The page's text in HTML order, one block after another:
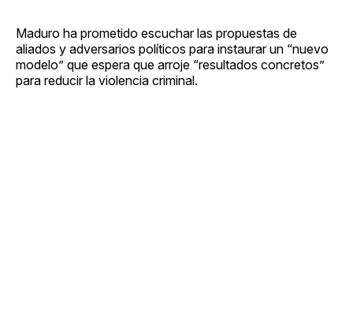
Maduro ha prometido escuchar las propuestas de
aliados y adversarios políticos para instaurar un “nuevo
modelo” que espera que arroje “resultados concretos”
para reducir la violencia criminal.